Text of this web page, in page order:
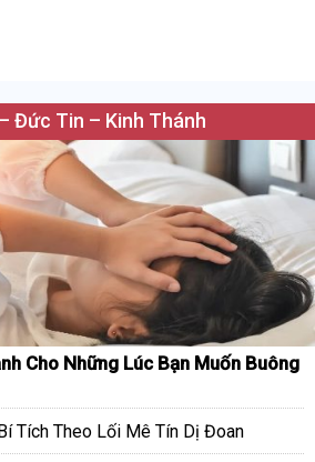
Đức Tin – Kinh Thánh
Cho Những Lúc Bạn Muốn Buông
Tích Theo Lối Mê Tín Dị Đoan